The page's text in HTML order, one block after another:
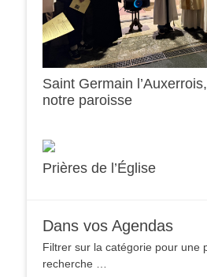
Saint Germain
notre paroisse
Prières de l’Église
Dans vos Agendas
Filtrer sur la catégorie pour une
recherche …
0h00
2h00
3h00
5h00